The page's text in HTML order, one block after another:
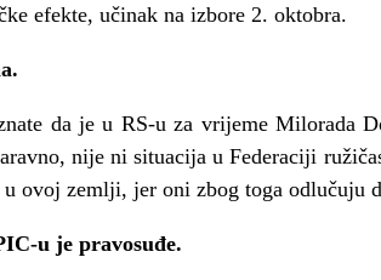
efekte, učinak na izbore 2. oktobra.
da je u RS-u za vrijeme Milorada
nije ni situacija u Federaciji
ovoj zemlji, jer oni zbog toga odlučuju
u je pravosuđe.